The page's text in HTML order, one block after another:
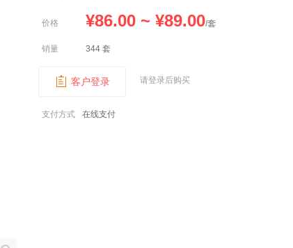
价格 ¥86.00 ~ ¥89.00/套
销量 344 套
客户登录 请登录后购买
支付方式 在线支付